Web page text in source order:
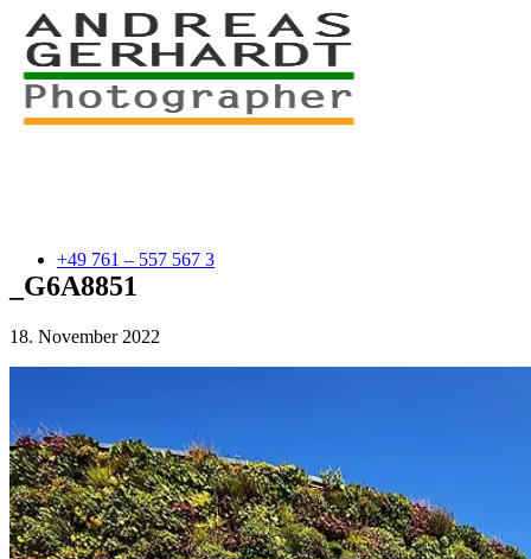
+49 761 – 557 567 3
Portfolio
_G6A8851
18. November 2022